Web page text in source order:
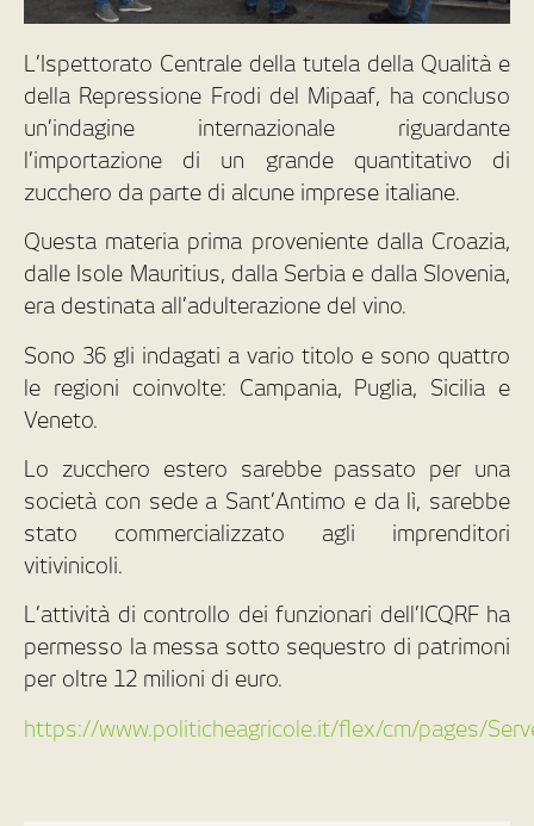
L’Ispettorato Centrale della tutela della Qualità e
della Repressione Frodi del Mipaaf, ha concluso
un’indagine internazionale riguardante
l’importazione di un grande quantitativo di
zucchero da parte di alcune imprese italiane.
Questa materia prima proveniente dalla Croazia,
dalle Isole Mauritius, dalla Serbia e dalla Slovenia,
era destinata all’adulterazione del vino.
Sono 36 gli indagati a vario titolo e sono quattro
le regioni coinvolte: Campania, Puglia, Sicilia e
Veneto.
Lo zucchero estero sarebbe passato per una
società con sede a Sant’Antimo e da lì, sarebbe
stato commercializzato agli imprenditori
vitivinicoli.
L’attività di controllo dei funzionari dell’ICQRF ha
permesso la messa sotto sequestro di patrimoni
per oltre 12 milioni di euro.
https://www.politicheagricole.it/flex/cm/pages/